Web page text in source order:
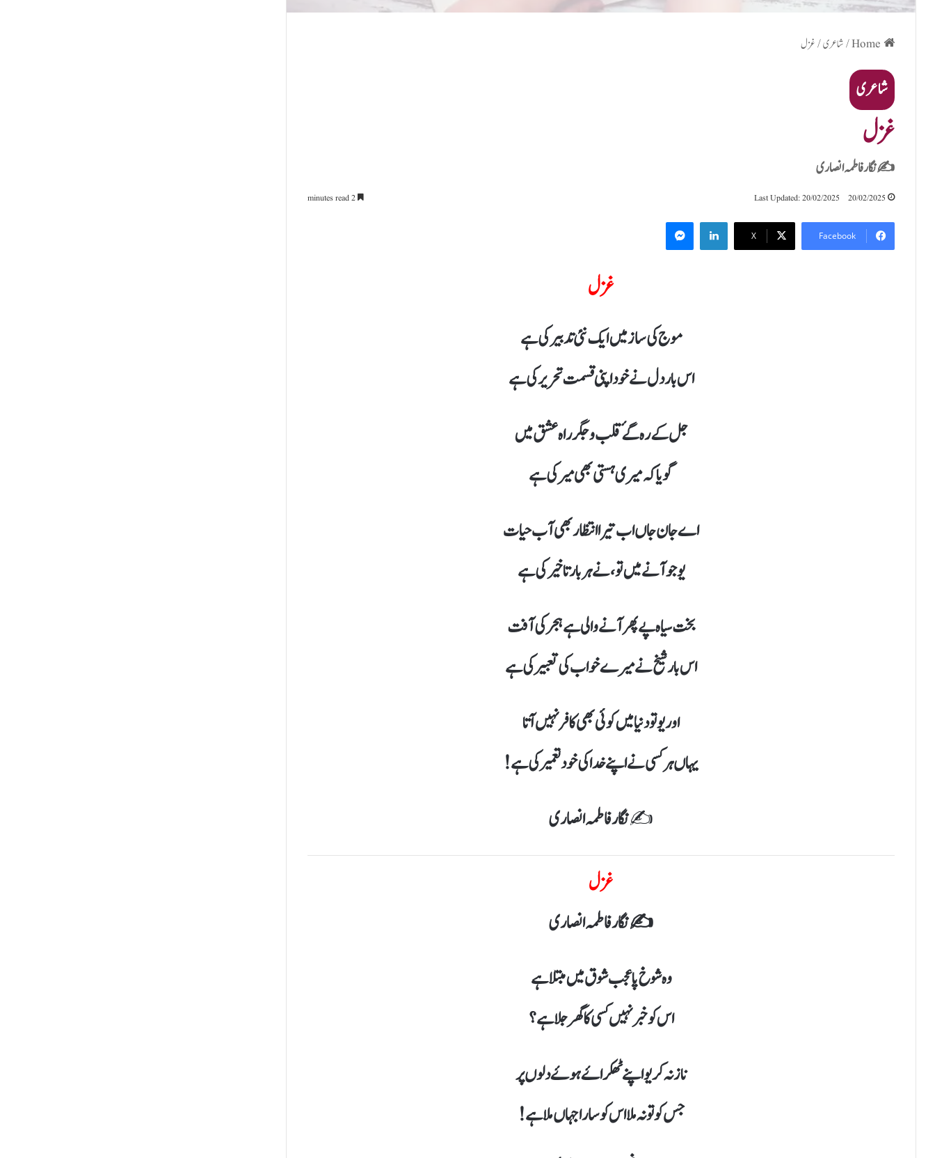
/شاعری/غزل
شاعری
غزل
✍️ نگار فاطمہ انصاری
20/02/2025
Last Updated: 20/02/2025
Facebook
X
LinkedIn
غزل
موج کی ساز میں ایک نئی تدبیر کی ہے
اس بار دل نے خود اپنی قسمت تحریر کی ہے
جل کے رہ گۓقلب و جگر راہ عشق میں
گویا کہ میری ہستی بھی میر کی ہے
اے جان جاں اب تیرا انتظار بھی آب حیات
یو جو آنے میں تو، نے ہر بار تاخیر کی ہے
بخت سیاہ پے پھر آنے والی ہے ہجر کی آفت
اس بار شیخ نے میرے خواب کی تعبیر کی ہے
اور یو تو دنیا میں کوئی بھی کافر نہیں آتا
یہاں ہر کسی نے اپنے خدا کی خود تعمیر کی ہے !
✍️نگار فاطمہ انصاری
غزل
✍️نگار فاطمہ انصاری
وہ شوخ پا عجب شوق میں مبتلا ہے
اس کو خبر نہیں کسی کا گھر جلا ہے؟
ناز نہ کر یو اپنے ٹھکراۓ ہوۓ دلوں پر
جس کو تو نہ ملا اس کو سارا جہاں ملا ہے!